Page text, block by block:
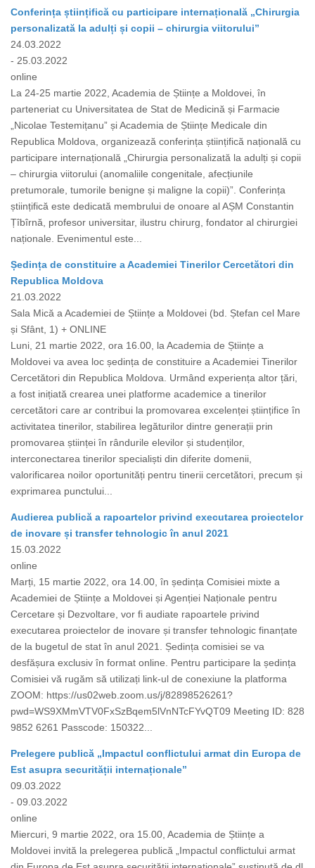
Conferința științifică cu participare internațională „Chirurgia
personalizată la adulți și copii – chirurgia viitorului”
24.03.2022
- 25.03.2022
online
La 24-25 martie 2022, Academia de Științe a Moldovei, în
parteneriat cu Universitatea de Stat de Medicină și Farmacie
„Nicolae Testemițanu” și Academia de Științe Medicale din
Republica Moldova, organizează conferința științifică națională cu
participare internațională „Chirurgia personalizată la adulți și copii
– chirurgia viitorului (anomaliile congenitale, afecțiunile
pretumorale, tumorile benigne și maligne la copii)”. Conferința
științifică este dedicată membrului de onoare al AȘM Constantin
Țîbîrnă, profesor universitar, ilustru chirurg, fondator al chirurgiei
naționale. Evenimentul este...
Ședința de constituire a Academiei Tinerilor Cercetători din
Republica Moldova
21.03.2022
Sala Mică a Academiei de Științe a Moldovei (bd. Ștefan cel Mare
și Sfânt, 1) + ONLINE
Luni, 21 martie 2022, ora 16.00, la Academia de Științe a
Moldovei va avea loc ședința de constituire a Academiei Tinerilor
Cercetători din Republica Moldova. Urmând experiența altor țări,
a fost inițiată crearea unei platforme academice a tinerilor
cercetători care ar contribui la promovarea excelenței științifice în
activitatea tinerilor, stabilirea legăturilor dintre generații prin
promovarea științei în rândurile elevilor și studenților,
interconectarea tinerilor specialiști din diferite domenii,
valorificarea noilor oportunități pentru tinerii cercetători, precum și
exprimarea punctului...
Audierea publică a rapoartelor privind executarea proiectelor
de inovare și transfer tehnologic în anul 2021
15.03.2022
online
Marți, 15 martie 2022, ora 14.00, în ședința Comisiei mixte a
Academiei de Științe a Moldovei și Agenției Naționale pentru
Cercetare și Dezvoltare, vor fi audiate rapoartele privind
executarea proiectelor de inovare și transfer tehnologic finanțate
de la bugetul de stat în anul 2021. Ședința comisiei se va
desfășura exclusiv în format online. Pentru participare la ședința
Comisiei vă rugăm să utilizați link-ul de conexiune la platforma
ZOOM: https://us02web.zoom.us/j/82898526261?
pwd=WS9XMmVTV0FxSzBqem5lVnNTcFYvQT09 Meeting ID: 828
9852 6261 Passcode: 150322...
Prelegere publică „Impactul conflictului armat din Europa de
Est asupra securității internaționale”
09.03.2022
- 09.03.2022
online
Miercuri, 9 martie 2022, ora 15.00, Academia de Științe a
Moldovei invită la prelegerea publică „Impactul conflictului armat